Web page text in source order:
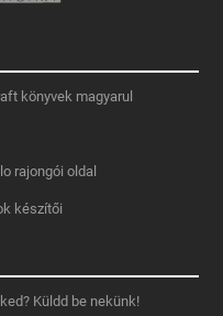
könyvek magyarul
rajongói oldal
készítői
Küldd be nekünk!